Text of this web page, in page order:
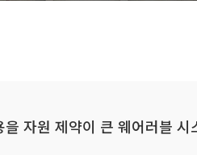
자원 제약이 큰 웨어러블